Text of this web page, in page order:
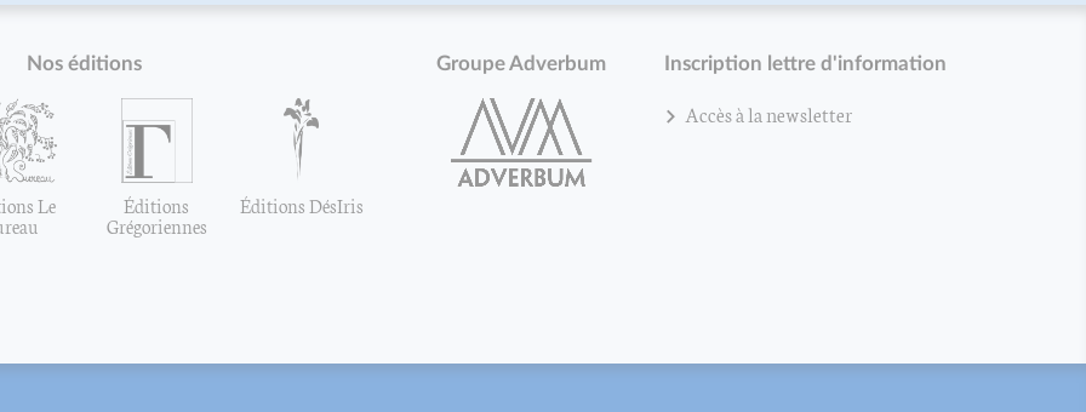
Nos éditions
Le Éditions
Grégoriennes
Éditions DésIris
Groupe Adverbum Inscription lettre d'information
Accès à la newsletter